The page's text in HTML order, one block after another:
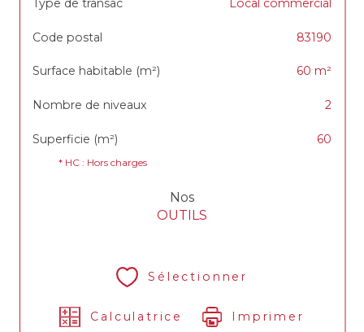
Type de transac Local commercial
Code postal 83190
Surface habitable (m²) 60 m²
Nombre de niveaux 2
Superficie (m²) 60
* HC : Hors charges
Nos
OUTILS
Sélectionner
Calculatrice Imprimer